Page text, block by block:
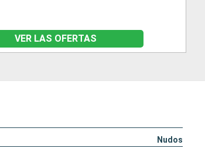
VER LAS OFERTAS
Nudos